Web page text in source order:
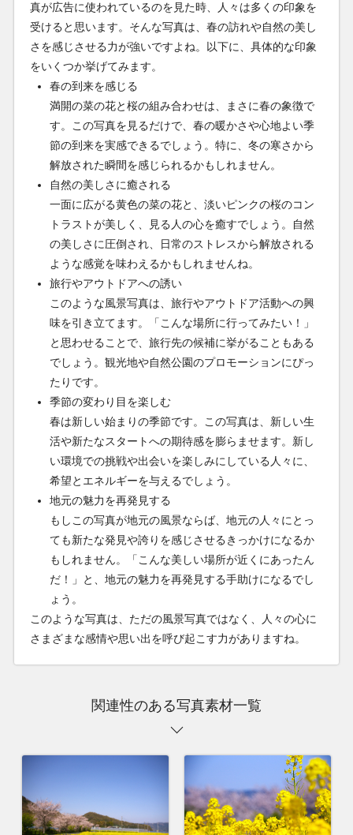
真が広告に使われているのを見た時、人々は多くの印象を
受けると思います。そんな写真は、春の訪れや自然の美し
さを感じさせる力が強いですよね。以下に、具体的な印象
をいくつか挙げてみます。
春の到来を感じる
満開の菜の花と桜の組み合わせは、まさに春の象徴で
す。この写真を見るだけで、春の暖かさや心地よい季
節の到来を実感できるでしょう。特に、冬の寒さから
解放された瞬間を感じられるかもしれません。
自然の美しさに癒される
一面に広がる黄色の菜の花と、淡いピンクの桜のコン
トラストが美しく、見る人の心を癒すでしょう。自然
の美しさに圧倒され、日常のストレスから解放される
ような感覚を味わえるかもしれませんね。
旅行やアウトドアへの誘い
このような風景写真は、旅行やアウトドア活動への興
味を引き立てます。「こんな場所に行ってみたい！」
と思わせることで、旅行先の候補に挙がることもある
でしょう。観光地や自然公園のプロモーションにぴっ
たりです。
季節の変わり目を楽しむ
春は新しい始まりの季節です。この写真は、新しい生
活や新たなスタートへの期待感を膨らませます。新し
い環境での挑戦や出会いを楽しみにしている人々に、
希望とエネルギーを与えるでしょう。
地元の魅力を再発見する
もしこの写真が地元の風景ならば、地元の人々にとっ
ても新たな発見や誇りを感じさせるきっかけになるか
もしれません。「こんな美しい場所が近くにあったん
だ！」と、地元の魅力を再発見する手助けになるでし
ょう。
このような写真は、ただの風景写真ではなく、人々の心に
さまざまな感情や思い出を呼び起こす力がありますね。
関連性のある写真素材一覧